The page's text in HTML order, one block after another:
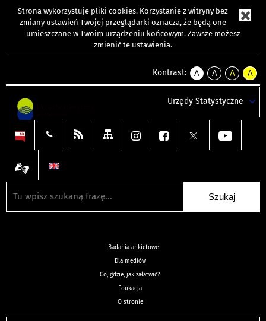
Strona wykorzystuje pliki cookies. Korzystanie z witryny bez
zmiany ustawień Twojej przeglądarki oznacza, że będą one
umieszczane w Twoim urządzeniu końcowym. Zawsze możesz
zmienić te ustawienia.
Kontrast:
A
kontrast
A
kontrast
tekst
czarnym
A
kontrast
tekst
czarnym
A
tekst
żółtym
Urzędy Statystyczne
Badania ankietowe
Dla mediów
Co, gdzie, jak załatwić?
Edukacja
O stronie